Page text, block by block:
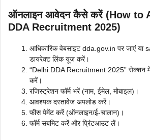
ऑनलाइन आवेदन कैसे करें (How to
DDA Recruitment 2025)
आधिकारिक वेबसाइट dda.gov.in पर जाएं
डायरेक्ट लिंक यूज करें।
“Delhi DDA Recruitment 2025” सेक्शन
करें।
रजिस्ट्रेशन फॉर्म भरें (नाम, ईमेल, मोबाइल)।
आवश्यक दस्तावेज अपलोड करें।
फीस पेमेंट करें (ऑनलाइन/ई-चालान)।
फॉर्म सबमिट करें और प्रिंटआउट लें।